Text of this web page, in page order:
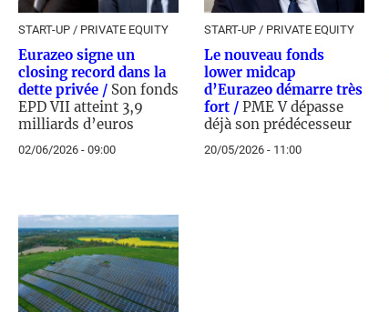
START-UP / PRIVATE EQUITY
Eurazeo signe un
closing record dans la
dette privée / Son fonds
EPD VII atteint 3,9
milliards d’euros
02/06/2026 - 09:00
START-UP / PRIVATE EQUITY
Le nouveau fonds
lower midcap
d’Eurazeo démarre très
fort / PME V dépasse
déjà son prédécesseur
20/05/2026 - 11:00